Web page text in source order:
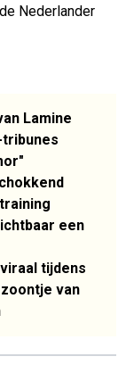
Nederlander
Lamine
tribunes
een
tijdens
van